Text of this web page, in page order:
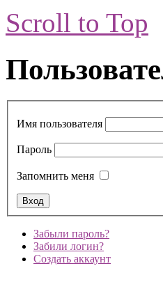
Scroll to Top
Имя пользователя
Пароль
Запомнить меня
Забыли пароль?
Забили логин?
Создать аккаунт